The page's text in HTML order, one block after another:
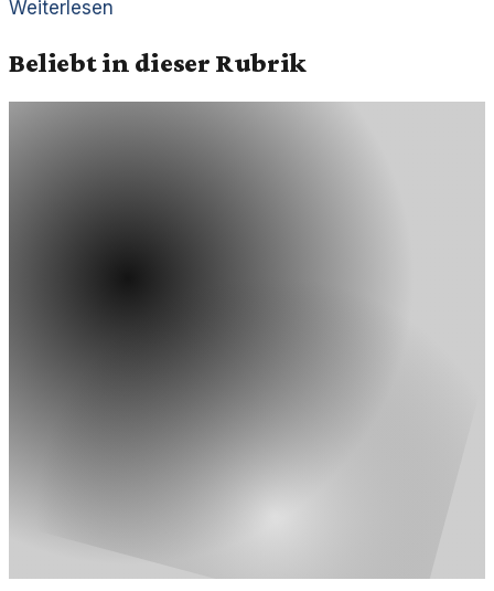
Weiterlesen
Beliebt in dieser Rubrik